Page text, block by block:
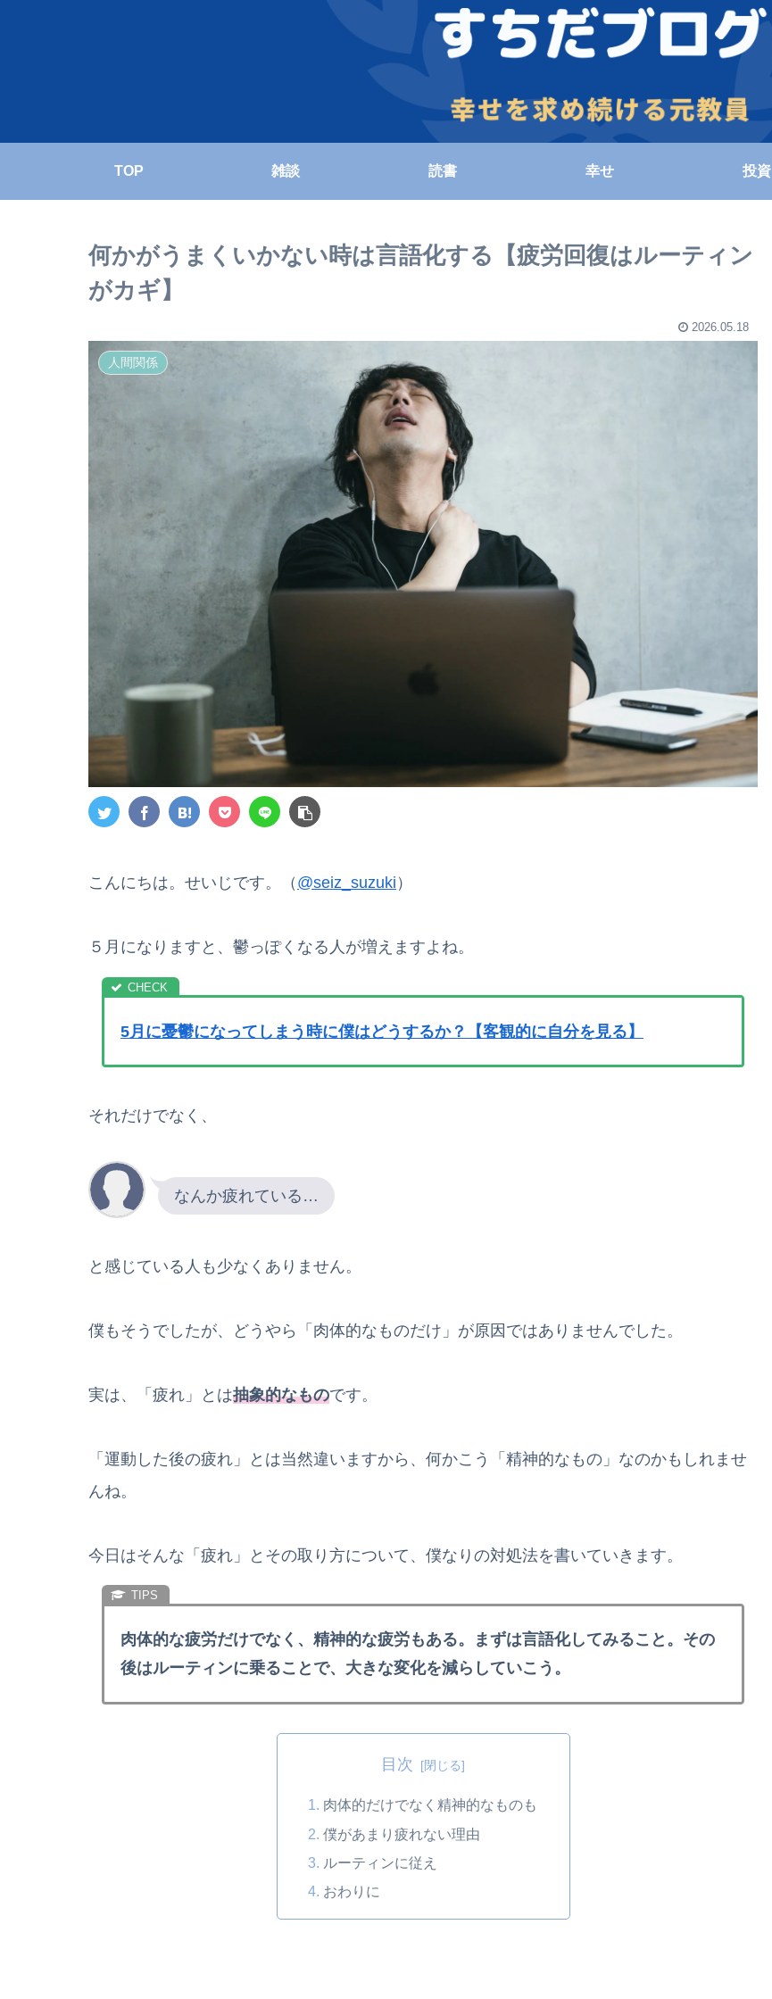
TOP 雑談 読書 幸せ 投資
何かがうまくいかない時は言語化する【疲労回復はルーティン
がカギ】
2026.05.18
人間関係
こんにちは。せいじです。（ @seiz_suzuki ）
５月になりますと、鬱っぽくなる人が増えますよね。
5月に憂鬱になってしまう時に僕はどうするか？【客観的に自分を見る】
それだけでなく、
なんか疲れている…
と感じている人も少なくありません。
僕もそうでしたが、どうやら「肉体的なものだけ」が原因ではありませんでした。
実は、「疲れ」とは抽象的なものです。
「運動した後の疲れ」とは当然違いますから、何かこう「精神的なもの」なのかもしれませ
んね。
今日はそんな「疲れ」とその取り方について、僕なりの対処法を書いていきます。
肉体的な疲労だけでなく、精神的な疲労もある。まずは言語化してみること。その
後はルーティンに乗ることで、大きな変化を減らしていこう。
目次
肉体的だけでなく精神的なものも
僕があまり疲れない理由
ルーティンに従え
おわりに